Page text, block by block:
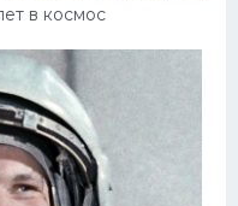
в космос